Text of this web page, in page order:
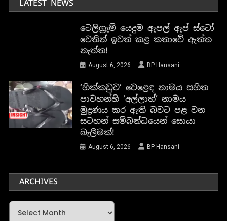
LATEST NEWS
ටෙලිග්‍රෑම් යෙදුම ඇපල් ඇප් ස්ටෝ
වෙතින් ඉවත් කළ කතාවේ ඇත්ත
නැත්ත!
August 6, 2026 BP Hansani
‘හික්කඩුව’ වෙළෙඳ නාමය සහිත
පාවහන්හි ‘අල්ලාහ්’ නාමය
මුද්‍රණය කර ඇති බවට පළ වන
සටහන් සම්බන්ධයෙන් සොයා
බැලීමක්!
August 6, 2026 BP Hansani
ARCHIVES
Archives